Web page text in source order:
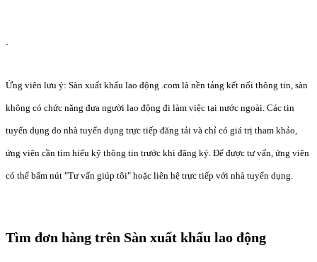
Ứng viên lưu ý: Sàn xuất khẩu lao động .com là nền tảng kết nối thông tin, sàn
không có chức năng đưa người lao động đi làm việc tại nước ngoài. Các tin
tuyển dụng do nhà tuyển dụng trực tiếp đăng tải và chỉ có giá trị tham khảo,
ứng viên cần tìm hiểu kỹ thông tin trước khi đăng ký. Để được tư vấn, ứng viên
có thể bấm nút "Tư vấn giúp tôi" hoặc liên hệ trực tiếp với nhà tuyển dụng.
Tìm đơn hàng trên Sàn xuất khẩu lao động